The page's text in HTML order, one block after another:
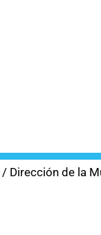
/ Dirección de la